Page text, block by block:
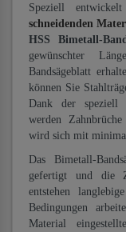
Speziell
schneidenden
HSS Bimetall-
gewünschter
Bandsägeblatt
können Sie
Dank der speziell
werden
wird sich mit
Das Bimetall-
gefertigt und die
entstehen
Bedingungen
Material